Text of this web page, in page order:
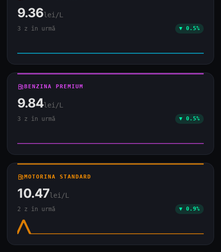
9.36lei/L
3 z în urmă ▼ 0.5%
local_gas_stationBENZINA PREMIUM
9.84lei/L
3 z în urmă ▼ 0.5%
local_gas_stationMOTORINA STANDARD
10.47lei/L
2 z în urmă ▼ 0.9%